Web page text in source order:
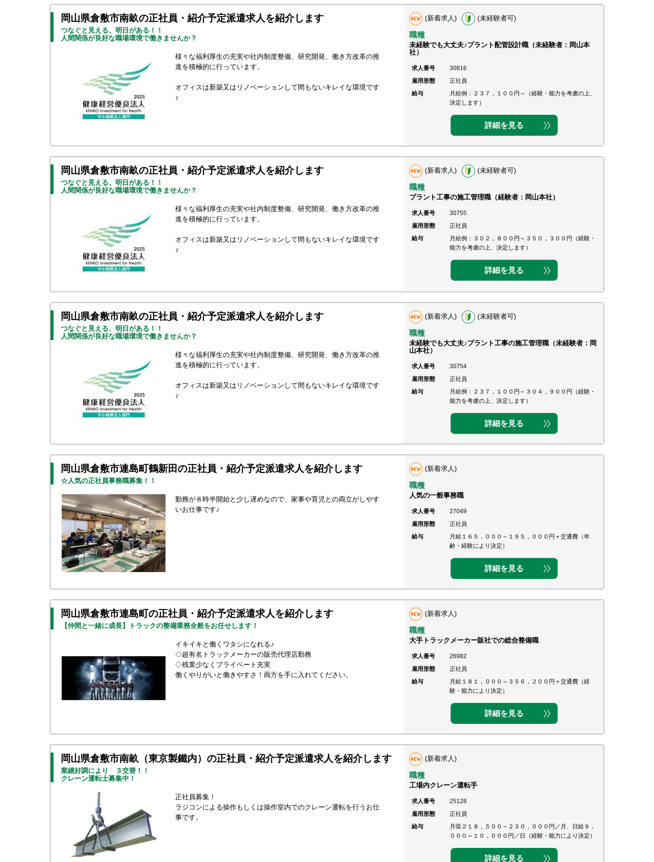
岡山県倉敷市南畝の正社員・紹介予定派遣求人を紹介します
つなぐと見える、明日がある！！
人間関係が良好な職場環境で働きませんか？
様々な福利厚生の充実や社内制度整備、研究開発、働き方改革の推
進を積極的に行っています。
オフィスは新築又はリノベーションして間もないキレイな環境です
♪
(新着求人) (未経験者可)
職種
未経験でも大丈夫♪プラント配管設計職（未経験者：岡山本
社）
求人番号
30816
雇用形態
正社員
給与
月給例：２３７，１００円～（経験・能力を考慮の上、
決定します）
詳細を見る
岡山県倉敷市南畝の正社員・紹介予定派遣求人を紹介します
つなぐと見える、明日がある！！
人間関係が良好な職場環境で働きませんか？
様々な福利厚生の充実や社内制度整備、研究開発、働き方改革の推
進を積極的に行っています。
オフィスは新築又はリノベーションして間もないキレイな環境です
♪
(新着求人) (未経験者可)
職種
プラント工事の施工管理職（経験者：岡山本社）
求人番号
30755
雇用形態
正社員
給与
月給例：３０２，８００円～３５０，３００円（経験・
能力を考慮の上、決定します）
詳細を見る
岡山県倉敷市南畝の正社員・紹介予定派遣求人を紹介します
つなぐと見える、明日がある！！
人間関係が良好な職場環境で働きませんか？
様々な福利厚生の充実や社内制度整備、研究開発、働き方改革の推
進を積極的に行っています。
オフィスは新築又はリノベーションして間もないキレイな環境です
♪
(新着求人) (未経験者可)
職種
未経験でも大丈夫♪プラント工事の施工管理職（未経験者：岡
山本社）
求人番号
30754
雇用形態
正社員
給与
月給例：２３７，１００円～３０４，９００円（経験・
能力を考慮の上、決定します）
詳細を見る
岡山県倉敷市連島町鶴新田の正社員・紹介予定派遣求人を紹介します
☆人気の正社員事務職募集！！
勤務が８時半開始と少し遅めなので、家事や育児との両立がしやす
いお仕事です♪
(新着求人)
職種
人気の一般事務職
求人番号
27049
雇用形態
正社員
給与
月給１６５，０００～１９５，０００円＋交通費（年
齢・経験により決定）
詳細を見る
岡山県倉敷市連島町の正社員・紹介予定派遣求人を紹介します
【仲間と一緒に成長】トラックの整備業務全般をお任せします！
イキイキと働くワタシになれる♪
◇超有名トラックメーカーの販売代理店勤務
◇残業少なくプライベート充実
働くやりがいと働きやすさ！両方を手に入れてください。
(新着求人)
職種
大手トラックメーカー販社での総合整備職
求人番号
26982
雇用形態
正社員
給与
月給１８１，０００～３５６，２００円＋交通費（経
験・能力により決定）
詳細を見る
岡山県倉敷市南畝（東京製鐵内）の正社員・紹介予定派遣求人を紹介します
業績好調により ３交替！！
クレーン運転士募集中！
正社員募集！
ラジコンによる操作もしくは操作室内でのクレーン運転を行うお仕
事です。
(新着求人)
職種
工場内クレーン運転手
求人番号
25128
雇用形態
正社員
給与
月収２１８，５００～２３０，０００円／月、日給９，
０００～１０，０００円／日（経験・能力により決定）
詳細を見る